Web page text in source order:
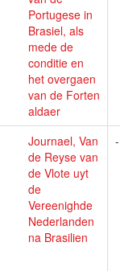
Portugese in
Brasiel, als
mede de
conditie en
het overgaen
van de Forten
aldaer
Journael, Van
de Reyse van
de Vlote uyt
de
Vereenighde
Nederlanden
na Brasilien
-